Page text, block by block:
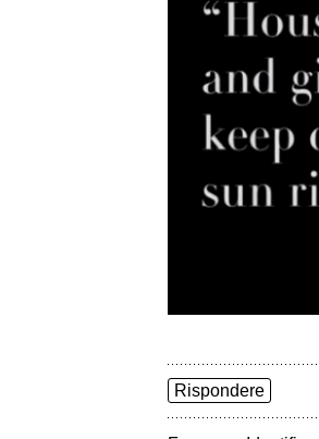
Rispondere